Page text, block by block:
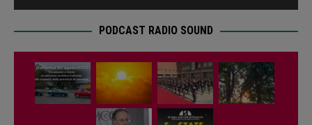
PODCAST RADIO SOUND